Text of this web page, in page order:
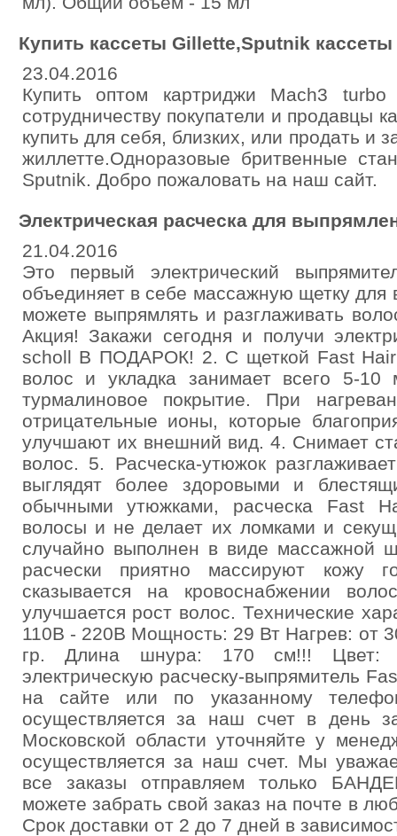
Купить кассеты Gillette,Sputnik
23.04.2016
Купить оптом картриджи Mach3
сотрудничеству покупатели и продавцы
купить для себя, близких, или продать и
жиллетте.Одноразовые бритвенные
Sputnik. Добро пожаловать на наш сайт.
Электрическая расческа для
21.04.2016
Это первый электрический
объединяет в себе массажную щетку
можете выпрямлять и разглаживать
Акция! Закажи сегодня и получи
scholl В ПОДАРОК! 2. С щеткой Fast Hair
волос и укладка занимает всего 5-10
турмалиновое покрытие. При
отрицательные ионы, которые
улучшают их внешний вид. 4. Снимает
волос. 5. Расческа-утюжок
выглядят более здоровыми и
обычными утюжками, расческа Fast
волосы и не делает их ломками и
случайно выполнен в виде массажной
расчески приятно массируют кожу
сказывается на кровоснабжении
улучшается рост волос. Технические
110В - 220В Мощность: 29 Вт Нагрев: от
гр. Длина шнура: 170 см!!! Цвет:
электрическую расческу-выпрямитель
на сайте или по указанному
осуществляется за наш счет в день
Московской области уточняйте у
осуществляется за наш счет. Мы
все заказы отправляем только
можете забрать свой заказ на почте в
Срок доставки от 2 до 7 дней в